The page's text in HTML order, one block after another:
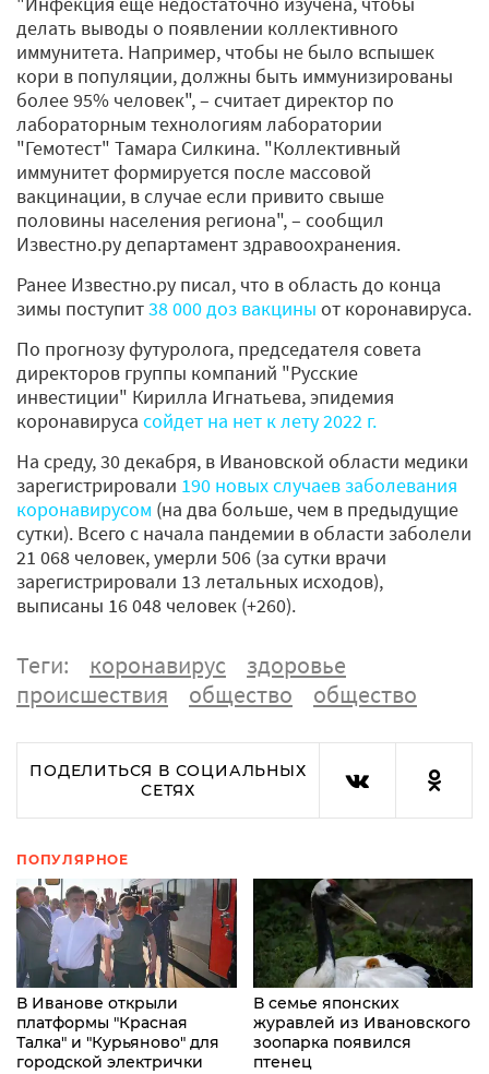
делать выводы о появлении коллективного
иммунитета. Например, чтобы не было вспышек
кори в популяции, должны быть иммунизированы
более 95% человек", – считает директор по
лабораторным технологиям лаборатории
"Гемотест" Тамара Силкина. "Коллективный
иммунитет формируется после массовой
вакцинации, в случае если привито свыше
половины населения региона", – сообщил
Известно.ру департамент здравоохранения.
Ранее Известно.ру писал, что в область до конца
зимы поступит38 000 доз вакцины от коронавируса.
По прогнозу футуролога, председателя совета
директоров группы компаний "Русские
инвестиции" Кирилла Игнатьева, эпидемия
коронавируса сойдет на нет к лету 2022 г.
На среду, 30 декабря, в Ивановской области медики
зарегистрировали 190 новых случаев заболевания
коронавирусом (на два больше, чем в предыдущие
сутки). Всего с начала пандемии в области заболели
21 068 человек, умерли 506 (за сутки врачи
зарегистрировали 13 летальных исходов),
выписаны 16 048 человек (+260).
Теги: коронавирус
здоровье
происшествия
общество общество
ПОДЕЛИТЬСЯ В СОЦИАЛЬНЫХ
СЕТЯХ
ПОПУЛЯРНОЕ
В Иванове открыли
платформы "Красная
Талка" и "Курьяново" для
городской электрички
В семье японских
журавлей из Ивановского
зоопарка появился
птенец